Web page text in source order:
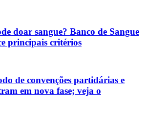
doar sangue? Banco de Sangue
principais critérios
de convenções partidárias e
em nova fase; veja o